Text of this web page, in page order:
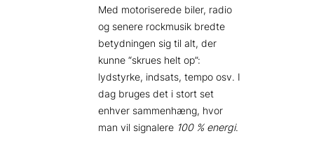
Med motoriserede biler, radio
og senere rockmusik bredte
betydningen sig til alt, der
kunne “skrues helt op”:
lydstyrke, indsats, tempo osv. I
dag bruges det i stort set
enhver sammenhæng, hvor
man vil signalere 100 % energi.